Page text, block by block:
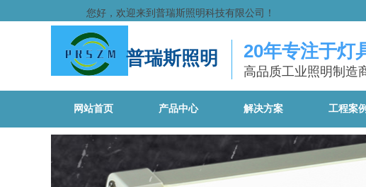
普瑞斯照明 20年专注于灯
高品质工业照明制造
您好，欢迎来到普瑞斯照明科技有限公司！
网站首页 产品中心 解决方案 工程案例